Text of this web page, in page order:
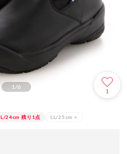
1/6
1
L/24cm 残り1点 LL/25cm ×